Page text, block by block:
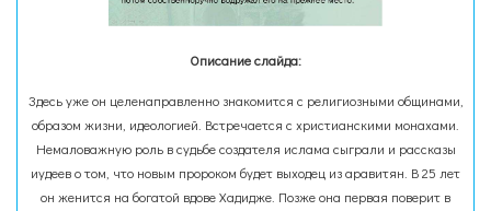
Описание слайда:
Здесь уже он целенаправленно знакомится с религиозными общинами,
образом жизни, идеологией. Встречается с христианскими монахами.
Немаловажную роль в судьбе создателя ислама сыграли и рассказы
иудеев о том, что новым пророком будет выходец из аравитян. В 25 лет
он женится на богатой вдове Хадидже. Позже она первая поверит в